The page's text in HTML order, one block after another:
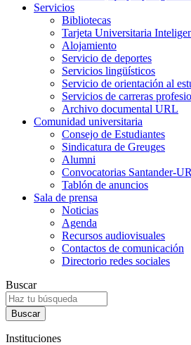
Servicios
Bibliotecas
Tarjeta Universitaria
Alojamiento
Servicio de deportes
Servicios lingüísticos
Servicio de orientación al
Servicios de carreras
Archivo documental URL
Comunidad universitaria
Consejo de Estudiantes
Sindicatura de Greuges
Alumni
Convocatorias Santander-
Tablón de anuncios
Sala de prensa
Noticias
Agenda
Recursos audiovisuales
Contactos de comunicación
Directorio redes sociales
Buscar
Instituciones